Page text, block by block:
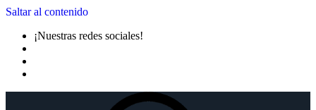
Saltar al contenido
¡Nuestras redes sociales!